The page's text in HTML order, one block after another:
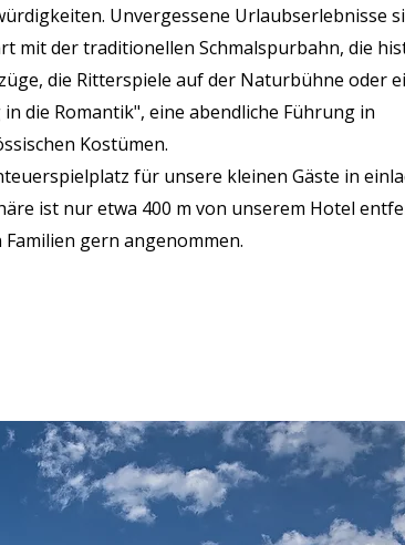
Unvergessene Urlaubserlebnisse
mit der traditionellen Schmalspurbahn, die
die Ritterspiele auf der Naturbühne oder
die Romantik", eine abendliche Führung in
Kostümen.
für unsere kleinen Gäste in
ist nur etwa 400 m von unserem Hotel
Familien gern angenommen.